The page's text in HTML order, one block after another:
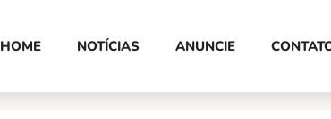
HOME NOTÍCIAS ANUNCIE